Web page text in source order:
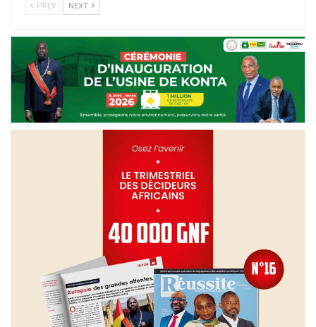
PREV NEXT